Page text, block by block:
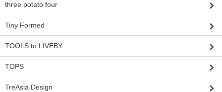
three potato four
Tiny Formed
TOOLS to LIVEBY
TOPS
TreAsia Design